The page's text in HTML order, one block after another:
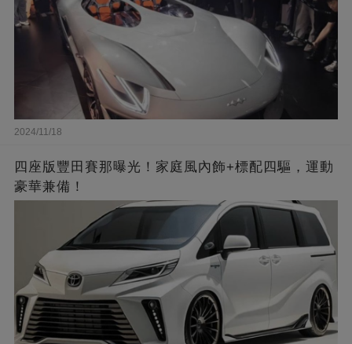
2024/11/18
四座版豐田賽那曝光！家庭風內飾+標配四驅，運動
豪華兼備！